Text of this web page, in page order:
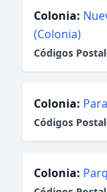
Colonia:
(Colonia)
Códigos
Colonia:
Códigos
Colonia: